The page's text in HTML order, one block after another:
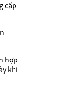
cấp
hợp
khi